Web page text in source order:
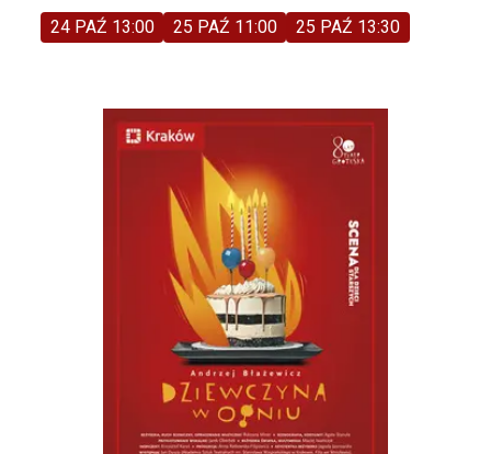
24 PAŹ 13:00 25 PAŹ 11:00 25 PAŹ 13:30